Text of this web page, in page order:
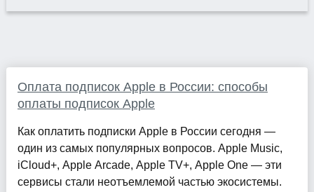
Оплата подписок Apple в России: способы
оплаты подписок Apple
Как оплатить подписки Apple в России сегодня —
один из самых популярных вопросов. Apple Music,
iCloud+, Apple Arcade, Apple TV+, Apple One — эти
сервисы стали неотъемлемой частью экосистемы.